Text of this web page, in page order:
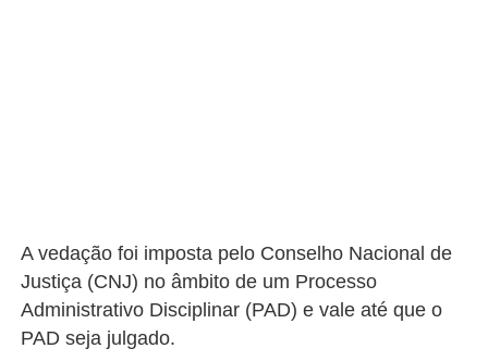
A vedação foi imposta pelo Conselho Nacional de
Justiça (CNJ) no âmbito de um Processo
Administrativo Disciplinar (PAD) e vale até que o
PAD seja julgado.